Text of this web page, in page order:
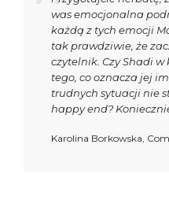
was emocjonalna
każdą z tych emocji
tak prawdziwie, że
czytelnik. Czy Shadi
tego, co oznacza jej
trudnych sytuacji nie
happy end?
Karolina Borkowska,